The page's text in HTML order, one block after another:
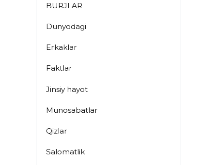
BURJLAR
Dunyodagi
Erkaklar
Faktlar
Jinsiy hayot
Munosabatlar
Qizlar
Salomatlik